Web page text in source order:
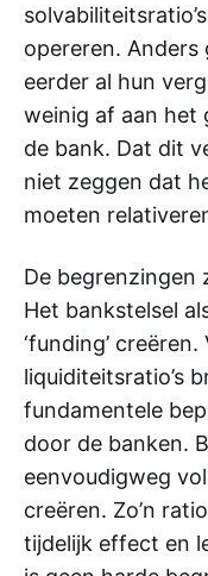
opereren. Anders
eerder al hun
weinig af aan het
de bank. Dat dit
niet zeggen dat
moeten
De begrenzingen
Het bankstelsel
‘funding’
liquiditeitsratio’s
fundamentele
door de banken.
eenvoudigweg
creëren. Zo’n
tijdelijk effect en